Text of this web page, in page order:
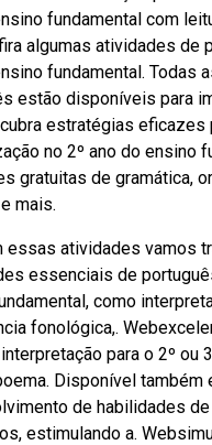
fundamental com
algumas atividades de
fundamental. Todas
estão disponíveis para
estratégias eficazes
no 2º ano do ensino
gratuitas de gramática,
mais.
essas atividades vamos
essenciais de
como
fonológica,.
para o 2º ou
Disponível também
de habilidades
estimulando a.